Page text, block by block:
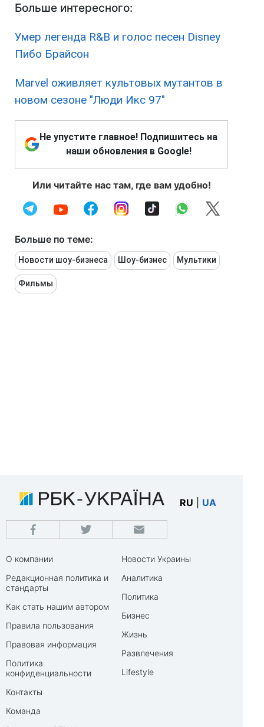
Больше интересного:
Умер легенда R&B и голос песен Disney
Пибо Брайсон
Marvel оживляет культовых мутантов в
новом сезоне "Люди Икс 97"
Не упустите главное! Подпишитесь на
наши обновления в Google!
Или читайте нас там, где вам удобно!
Больше по теме:
Новости шоу-бизнеса Шоу-бизнес Мультики
Фильмы
RU UA
О компании
Редакционная политика и
стандарты
Как стать нашим автором
Правила пользования
Правовая информация
Политика
конфиденциальности
Контакты
Команда
Новости Украины
Аналитика
Политика
Бизнес
Жизнь
Развлечения
Lifestyle